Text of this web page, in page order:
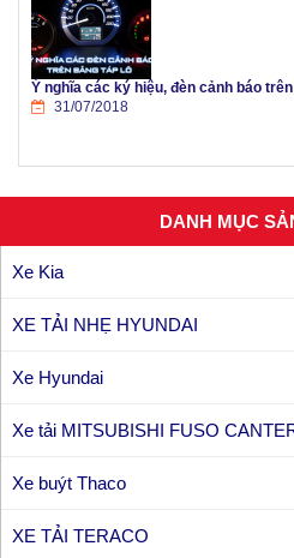
Ý nghĩa các ký hiệu, đèn cảnh báo
31/07/2018
DANH MỤC
Xe Kia
XE TẢI NHẸ HYUNDAI
Xe Hyundai
Xe tải MITSUBISHI FUSO
Xe buýt Thaco
XE TẢI TERACO